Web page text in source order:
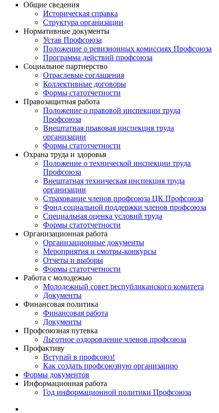
Общие сведения
Историческая справка
Структура организации
Нормативные документы
Устав Профсоюза
Положение о ревизионных комиссиях Профсоюза
Программа действий профсоюза
Социальное партнерство
Отраслевые соглашения
Коллективные договоры
Формы статотчетности
Правозащитная работа
Положение о правовой инспекции труда
Профсоюза
Внештатная правовая инспекция труда
организации
Формы статотчетности
Охрана труда и здоровья
Положение о технической инспекции труда
Профсоюза
Внештатная техническая инспекция труда
организации
Страхование членов профсоюза ЦК Профсоюза
Фонд социальной поддержки членов профсоюза
Специальная оценка условий труда
Формы статотчетности
Организационная работа
Организационные документы
Мероприятия и смотры-конкурсы
Отчеты и выборы
Формы статотчетности
Работа с молодежью
Молодежный совет республиканского комитета
Документы
Финансовая политика
Финансовая работа
Документы
Профсоюзная путевка
Льготное оздоровление членов профсоюза
Профактиву
Вступай в профсоюз!
Как создать профсоюзную организацию
Формы документов
Информационная работа
Год информационной политики Профсоюза